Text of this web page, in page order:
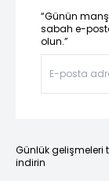
“Günün
sabah e-
olun.”
Günlük gelişmeleri
indirin